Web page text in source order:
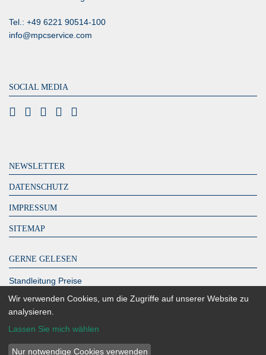
Tel.: +49 6221 90514-100
info@mpcservice.com
SOCIAL MEDIA
NEWSLETTER
DATENSCHUTZ
IMPRESSUM
SITEMAP
GERNE GELESEN
Standleitung Preise
DeutschlandLAN Connect IP
MPLS Kosten – zahlen Sie zu viel?
Glasfaser Berlin
Richtfunk Internet
Wir verwenden Cookies, um die Zugriffe auf unserer Website zu
analysieren.
Lassen Sie mich wählen
Nur notwendige Cookies verwenden